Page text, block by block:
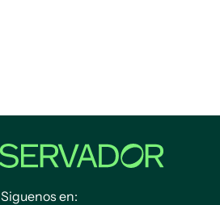
Siguenos en: